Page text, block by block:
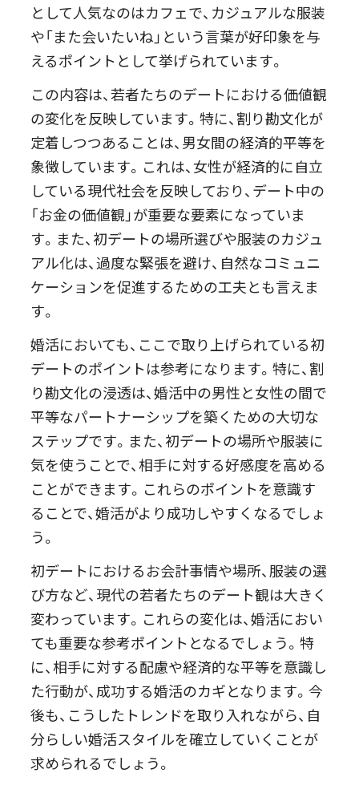
として人気なのはカフェで、カジュアルな服装
や「また会いたいね」という言葉が好印象を与
えるポイントとして挙げられています。
この内容は、若者たちのデートにおける価値観
の変化を反映しています。特に、割り勘文化が
定着しつつあることは、男女間の経済的平等を
象徴しています。これは、女性が経済的に自立
している現代社会を反映しており、デート中の
「お金の価値観」が重要な要素になっていま
す。また、初デートの場所選びや服装のカジュ
アル化は、過度な緊張を避け、自然なコミュニ
ケーションを促進するための工夫とも言えま
す。
婚活においても、ここで取り上げられている初
デートのポイントは参考になります。特に、割
り勘文化の浸透は、婚活中の男性と女性の間で
平等なパートナーシップを築くための大切な
ステップです。また、初デートの場所や服装に
気を使うことで、相手に対する好感度を高める
ことができます。これらのポイントを意識す
ることで、婚活がより成功しやすくなるでしょ
う。
初デートにおけるお会計事情や場所、服装の選
び方など、現代の若者たちのデート観は大きく
変わっています。これらの変化は、婚活におい
ても重要な参考ポイントとなるでしょう。特
に、相手に対する配慮や経済的な平等を意識し
た行動が、成功する婚活のカギとなります。今
後も、こうしたトレンドを取り入れながら、自
分らしい婚活スタイルを確立していくことが
求められるでしょう。